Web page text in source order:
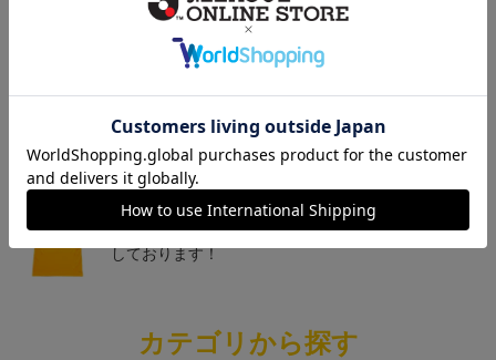
仙台
見！今すぐチェックしてみてください！
仙台
ベガルタ仙台のスクール生向けのグッズを取り扱い
しております！
カテゴリから探す